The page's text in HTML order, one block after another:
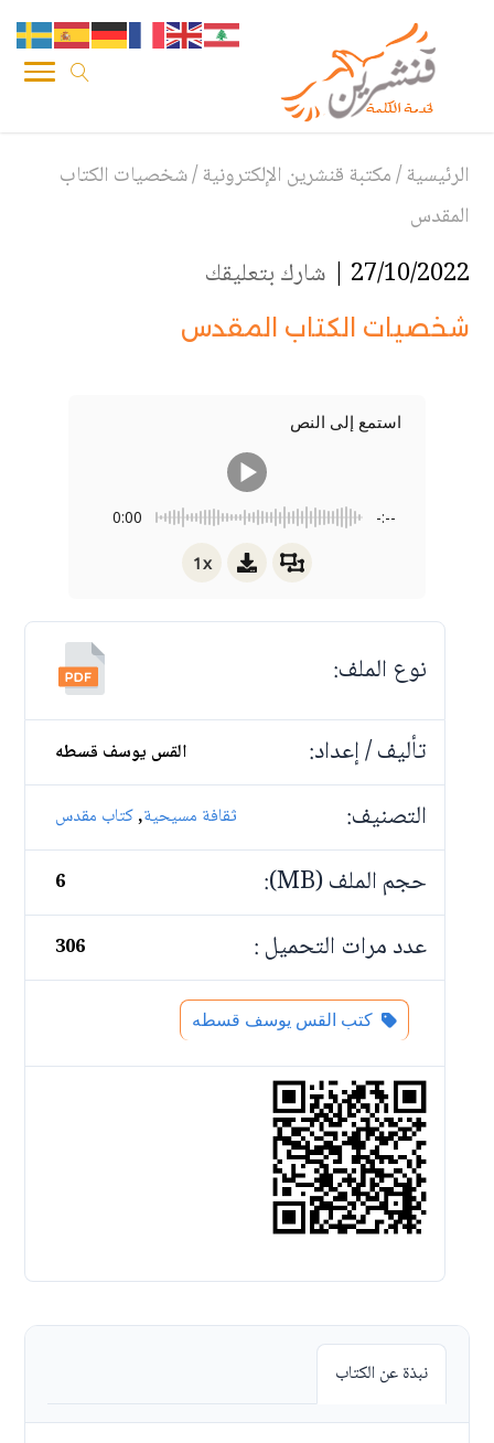
الرئيسية/مكتبة قنشرين الإلكترونية/شخصيات الكتاب
المقدس
27/10/2022 | شارك بتعليقك
شخصيات الكتاب المقدس
استمع إلى النص
0:00 -:--
1x
نوع الملف:
تأليف / إعداد:
القس يوسف قسطه
التصنيف: ثقافة مسيحية,كتاب مقدس
حجم الملف (MB): 6
عدد مرات التحميل : 306
كتب القس يوسف قسطه
نبذة عن الكتاب